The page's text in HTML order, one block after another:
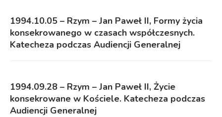
1994.10.05 – Rzym – Jan Paweł II, Formy życia
konsekrowanego w czasach współczesnych.
Katecheza podczas Audiencji Generalnej
1994.09.28 – Rzym – Jan Paweł II, Życie
konsekrowane w Kościele. Katecheza podczas
Audiencji Generalnej